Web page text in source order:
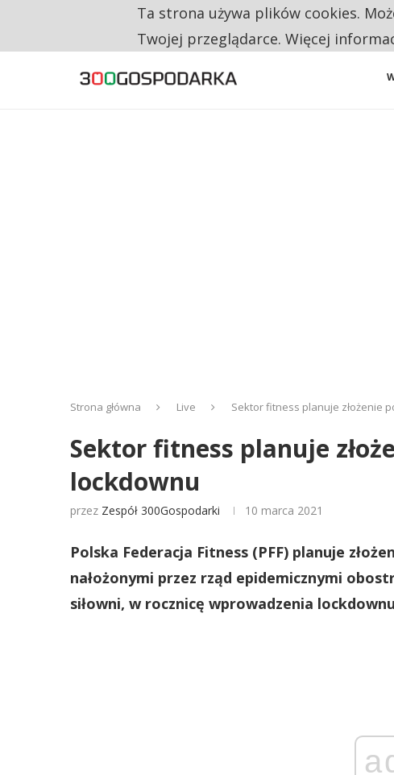
CO TRZECIĄ ZŁOTÓWKĘ Z EMERYTURY
Strona główna Live Sektor fitness planuje złożenie
Sektor fitness planuje
lockdownu
przez Zespół 300Gospodarki 10 marca 2021
Polska Federacja Fitness (PFF) planuje
nałożonymi przez rząd epidemicznymi
siłowni, w rocznicę wprowadzenia
Ta strona używa plików cookies.
Twojej przeglądarce. Więcej